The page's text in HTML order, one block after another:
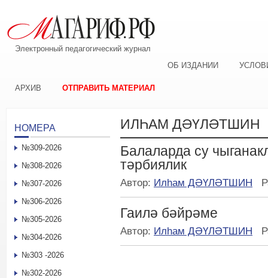
Электронный педагогический журнал
ОБ ИЗДАНИИ
АРХИВ ОТПРАВИТЬ МАТЕРИАЛ
ИЛҺАМ ДӘҮЛӘТШИН
Балаларда су
тәрбиялик
Автор: Илһам ДӘҮЛӘТШИН
Гаилә бәйрәме
Автор: Илһам ДӘҮЛӘТШИН
НОМЕРА
№309-2026
№308-2026
№307-2026
№306-2026
№305-2026
№304-2026
№303 -2026
№302-2026